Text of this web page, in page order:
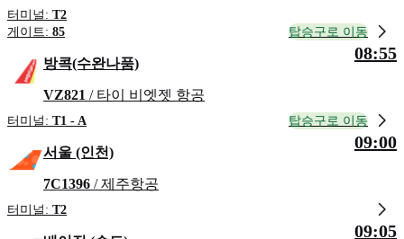
터미널: T2
게이트: 85 탑승구로 이동
방콕(수완나품)
VZ821 / 타이 비엣젯 항공
터미널: T1 - A
08:55
탑승구로 이동
서울 (인천)
7C1396 / 제주항공
터미널: T2
09:00
09:05